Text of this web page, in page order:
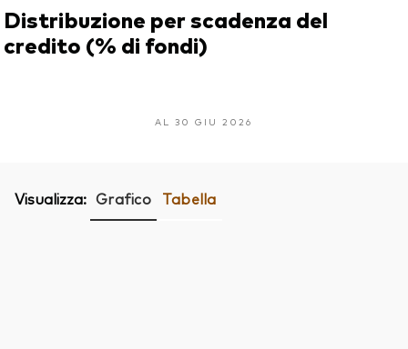
Distribuzione per scadenza del
credito (% di fondi)
AL 30 GIU 2026
Visualizza: Grafico Tabella